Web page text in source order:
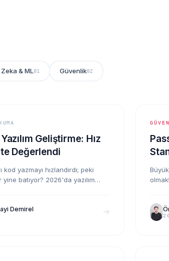
& ML01 Güvenlik02
Geliştirme: Hız
Değerlendi
yazmayı hızlandırdı; peki
batıyor? 2026'da yazılım
Demirel
ve